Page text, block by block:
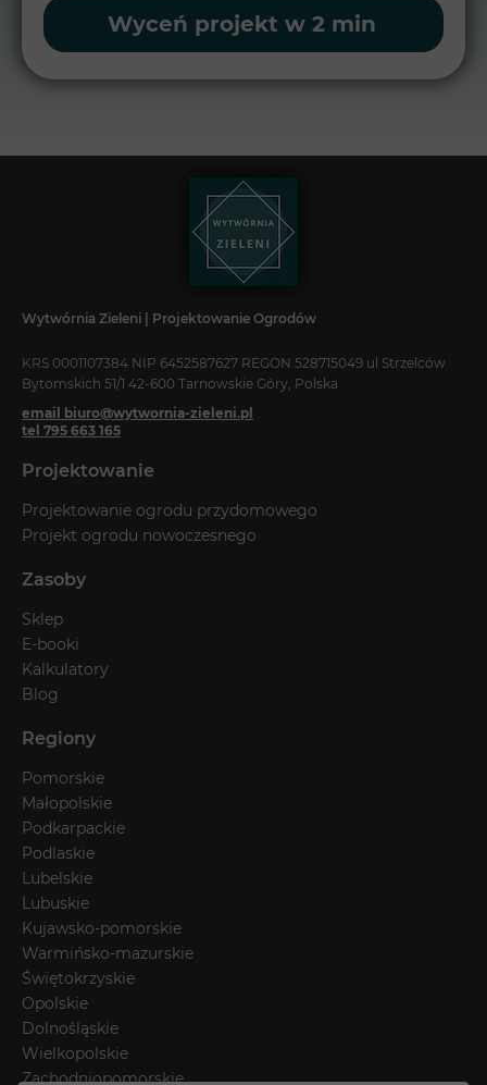
Wyceń projekt w 2 min
Wytwórnia Zieleni | Projektowanie Ogrodów
KRS 0001107384 NIP 6452587627 REGON 528715049 ul Strzelców
Bytomskich 51/1 42-600 Tarnowskie Góry, Polska
email biuro@wytwornia-zieleni.pl
tel 795 663 165
Projektowanie
Projektowanie ogrodu przydomowego
Projekt ogrodu nowoczesnego
Zasoby
Sklep
E-booki
Kalkulatory
Blog
Regiony
Pomorskie
Małopolskie
Podkarpackie
Podlaskie
Lubelskie
Lubuskie
Kujawsko-pomorskie
Warmińsko-mazurskie
Świętokrzyskie
Opolskie
Dolnośląskie
Wielkopolskie
Zachodniopomorskie